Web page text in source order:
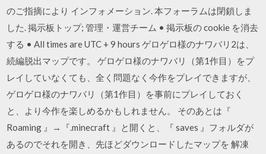
のご指摘により インフォメーション. 本フォーラムは閉鎖しま
した. 掲示板トップ; 管理・運営チーム • 掲示板の cookie を消去
する • All times are UTC + 9 hours ゲロゲロ様のナワバリ2は、
続編脱出マップです。 ゲロゲロ様のナワバリ（第1作目）をプ
レイしていなくても、全く問題なく今作をプレイできますが、
ゲロゲロ様のナワバリ（第1作目）を事前にプレイしておく
と、より今作を楽しめるかもしれません。 そのあとは『
Roaming 』→『.minecraft 』と開くと、『 saves 』フォルダが
あるのでそれを開き、先ほどダウンロードしたマップを 解凍